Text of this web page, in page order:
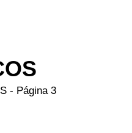
- Página 3